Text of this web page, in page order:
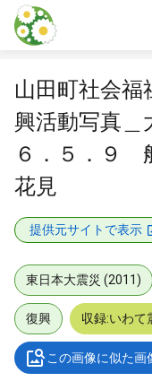
本文に飛ぶ
山田町社会福
興活動写真＿
６．５．９
花見
提供元サイトで表示
東日本大震災 (2011)
復興 収録:いわて
この画像に似た画